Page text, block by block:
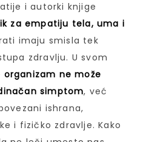
i autorki knjige
za empatiju tela, uma i
imaju smisla tek
zdravlju. U svom
organizam ne može
simptom, već
ishrana,
i fizičko zdravlje. Kako